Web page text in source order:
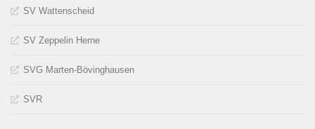
SV Wattenscheid
SV Zeppelin Herne
SVG Marten-Bövinghausen
SVR